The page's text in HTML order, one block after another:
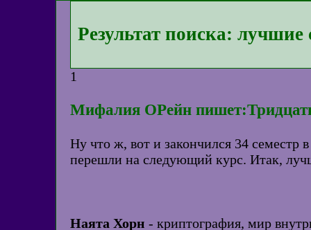
Результат поиска: лучшие
1
Мифалия ОРейн
Ну что ж, вот и закончился 34
перешли на следующий курс. Итак,
Наята Хорн - криптография, мир